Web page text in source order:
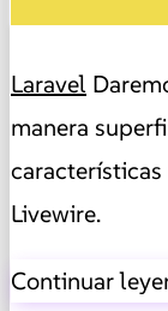
Laravel
manera
Livewire.
Continuar